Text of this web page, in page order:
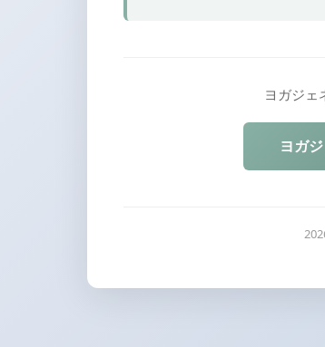
ヨガジェ
ヨガ